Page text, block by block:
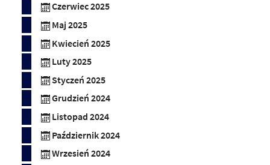
Czerwiec 2025
Maj 2025
Kwiecień 2025
Luty 2025
Styczeń 2025
Grudzień 2024
Listopad 2024
Październik 2024
Wrzesień 2024